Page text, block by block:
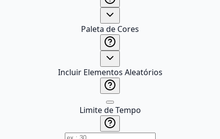
Paleta de Cores
Incluir Elementos Aleatórios
Limite de Tempo